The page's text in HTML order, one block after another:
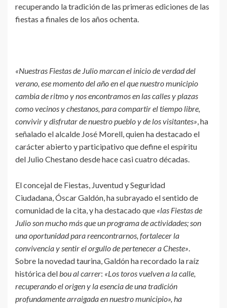
recuperando la tradición de las primeras ediciones de las
fiestas a finales de los años ochenta.
«Nuestras Fiestas de Julio marcan el inicio de verdad del
verano, ese momento del año en el que nuestro municipio
cambia de ritmo y nos encontramos en las calles y plazas
como vecinos y chestanos, para compartir el tiempo libre,
convivir y disfrutar de nuestro pueblo y de los visitantes», ha
señalado el alcalde José Morell, quien ha destacado el
carácter abierto y participativo que define el espíritu
del Julio Chestano desde hace casi cuatro décadas.
El concejal de Fiestas, Juventud y Seguridad
Ciudadana, Óscar Galdón, ha subrayado el sentido de
comunidad de la cita, y ha destacado que «las Fiestas de
Julio son mucho más que un programa de actividades; son
una oportunidad para reencontrarnos, fortalecer la
convivencia y sentir el orgullo de pertenecer a Cheste».
Sobre la novedad taurina, Galdón ha recordado la raíz
histórica delbou al carrer: «Los toros vuelven a la calle,
recuperando el origen y la esencia de una tradición
profundamente arraigada en nuestro municipio», ha